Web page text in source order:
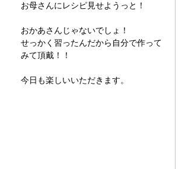
お母さんにレシピ見せようっと！
おかあさんじゃないでしょ！
せっかく習ったんだから自分で作って
みて頂戴！！
今日も楽しいいただきます。